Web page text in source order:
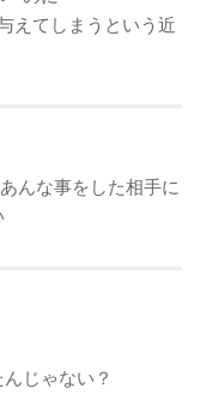
えてしまうという近
んな事をした相手に
じゃない？